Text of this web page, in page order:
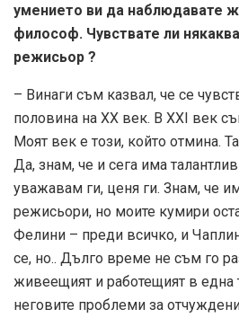
умението ви да наблюдавате
философ. Чувствате ли
режисьор ?
– Винаги съм казвал, че се
половина на ХХ век. В ХХІ век
Моят век е този, който отмина.
Да, знам, че и сега има
уважавам ги, ценя ги. Знам, че
режисьори, но моите кумири
Фелини – преди всичко, и
се, но.. Дълго време не съм го
живеещият и работещият в една
неговите проблеми за